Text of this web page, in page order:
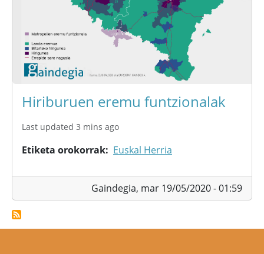
Hiriburuen eremu funtzionalak
Last updated 3 mins ago
Etiketa orokorrak Euskal Herria
Gaindegia, mar 19/05/2020 - 01:59